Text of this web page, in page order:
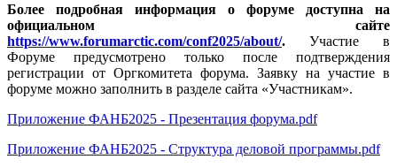
Более подробная информация о форуме доступна на
официальном сайте
https://www.forumarctic.com/conf2025/about/. Участие в
Форуме предусмотрено только после подтверждения
регистрации от Оргкомитета форума. Заявку на участие в
форуме можно заполнить в разделе сайта «Участникам».
Приложение ФАНБ2025 - Презентация форума.pdf
Приложение ФАНБ2025 - Структура деловой программы.pdf